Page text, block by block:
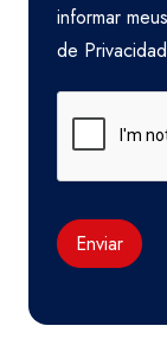
informar
de
Enviar